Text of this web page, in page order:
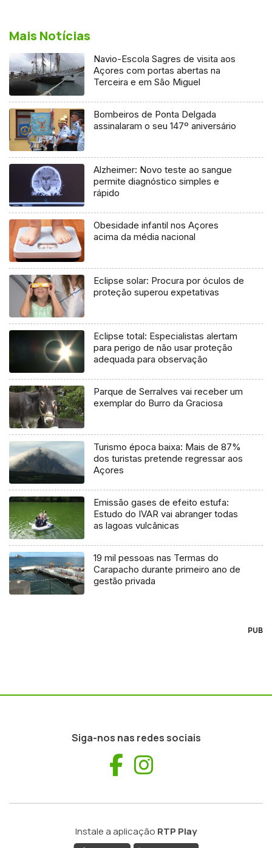
Mais Notícias
Navio-Escola Sagres de visita aos
Açores com portas abertas na
Terceira e em São Miguel
Bombeiros de Ponta Delgada
assinalaram o seu 147º aniversário
Alzheimer: Novo teste ao sangue
permite diagnóstico simples e
rápido
Obesidade infantil nos Açores
acima da média nacional
Eclipse solar: Procura por óculos de
proteção superou expetativas
Eclipse total: Especialistas alertam
para perigo de não usar proteção
adequada para observação
Parque de Serralves vai receber um
exemplar do Burro da Graciosa
Turismo época baixa: Mais de 87%
dos turistas pretende regressar aos
Açores
Emissão gases de efeito estufa:
Estudo do IVAR vai abranger todas
as lagoas vulcânicas
19 mil pessoas nas Termas do
Carapacho durante primeiro ano de
gestão privada
PUB
Siga-nos nas redes sociais
Facebook
Instale a aplicação RTP Play